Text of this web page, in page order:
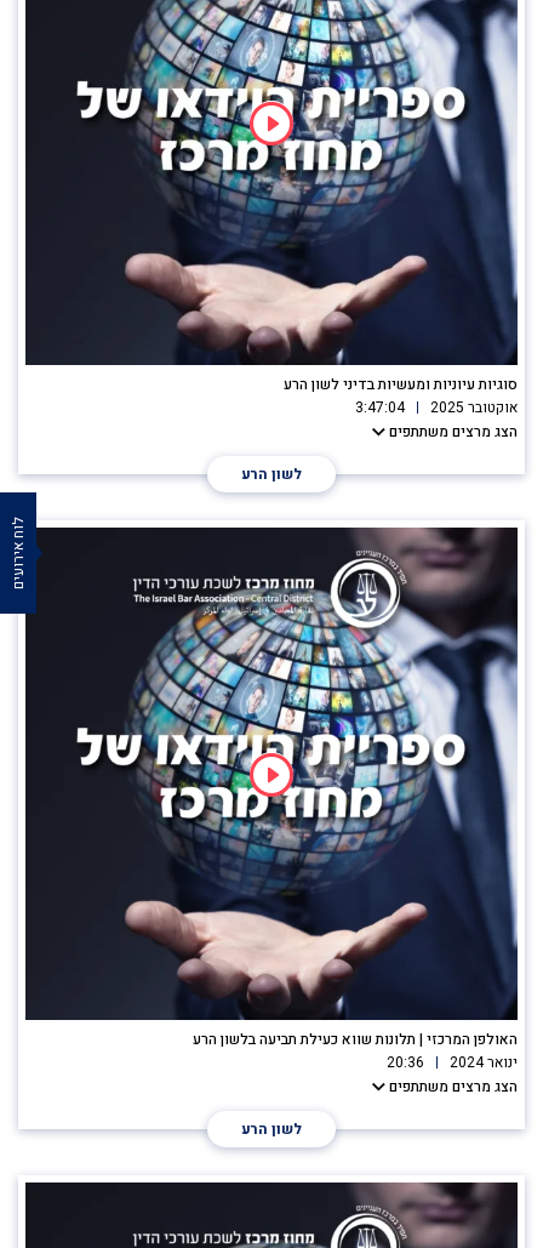
סוגיות עיוניות ומעשיות בדיני לשון הרע
אוקטובר 2025
3:47:04
הצג מרצים משתתפים
לשון הרע
האולפן המרכזי | תלונות שווא כעילת תביעה בלשון הרע
ינואר 2024
20:36
הצג מרצים משתתפים
לשון הרע
לוח אירועים